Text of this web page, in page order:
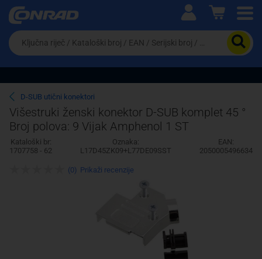
Ova postavka prilagođava asortiman proizvoda i
cijene vašim potrebama.
Pravno lice
Da
biste
potražili
proizvod,
unesite
ključnu
riječ,
kataloški
broj,
EAN
ili
D-SUB utični konektori
Višestruki ženski konektor D-SUB komplet 45 °
Broj polova: 9 Vijak Amphenol 1 ST
Kataloški br:
1707758 - 62
Oznaka:
L17D45ZK09+L77DE09SST
EAN:
2050005496634
(0) Prikaži recenzije